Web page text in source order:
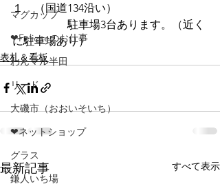
マグカップ
❤Feliciteのお仕事
わんマル半田
リード
大磯市（おおいそいち）
❤ネットショップ
グラス
鎌人いち場
１　（国道134沿い）
駐車場3台あります。（近く
に駐車場あり）
表札＆看板
最新記事 すべて表示